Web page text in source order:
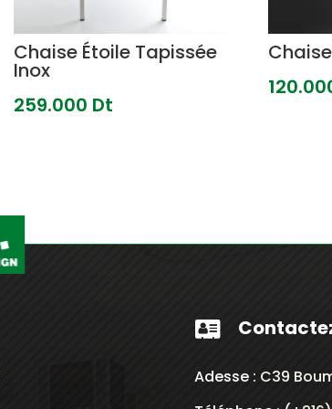
Chaise Étoile Tapissée
Inox
259.000 Dt

Adesse : C39